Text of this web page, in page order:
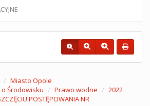
Miasto Opole
Środowisku
Prawo wodne
2022
POSTĘPOWANIA NR